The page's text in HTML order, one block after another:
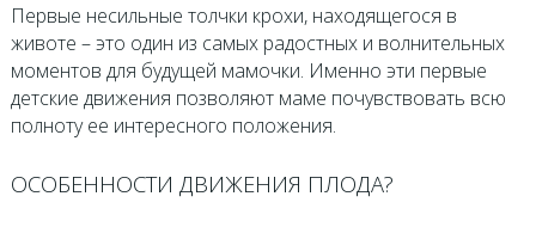
Первые несильные толчки крохи, находящегося в
животе – это один из самых радостных и волнительных
моментов для будущей мамочки. Именно эти первые
детские движения позволяют маме почувствовать всю
полноту ее интересного положения.
ОСОБЕННОСТИ ДВИЖЕНИЯ ПЛОДА?